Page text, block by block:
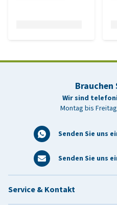
Brauchen
Wir sind
Montag bis
Senden Sie uns
Senden Sie uns
Service & Kontakt